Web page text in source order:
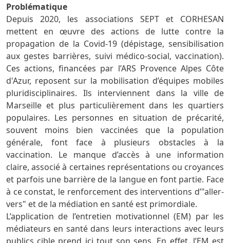
Problématique
Depuis 2020, les associations SEPT et CORHESAN
mettent en œuvre des actions de lutte contre la
propagation de la Covid-19 (dépistage, sensibilisation
aux gestes barrières, suivi médico-social, vaccination).
Ces actions, financées par l’ARS Provence Alpes Côte
d'Azur, reposent sur la mobilisation d’équipes mobiles
pluridisciplinaires. Ils interviennent dans la ville de
Marseille et plus particulièrement dans les quartiers
populaires. Les personnes en situation de précarité,
souvent moins bien vaccinées que la population
générale, font face à plusieurs obstacles à la
vaccination. Le manque d’accès à une information
claire, associé à certaines représentations ou croyances
et parfois une barrière de la langue en font partie. Face
à ce constat, le renforcement des interventions d’"aller-
vers" et de la médiation en santé est primordiale.
L’application de l’entretien motivationnel (EM) par les
médiateurs en santé dans leurs interactions avec leurs